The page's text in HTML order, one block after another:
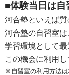
■体験当日は自
河合塾といえば質
河合塾の自習室
学習環境として
この機会に利用し
※自習室の利用方法